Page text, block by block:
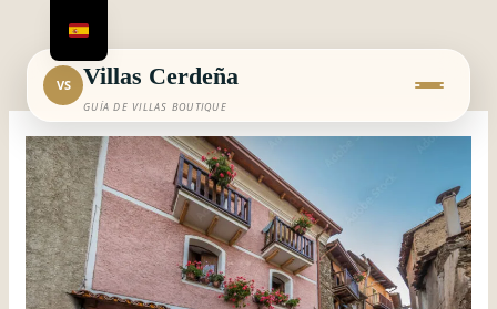
contenido
VS Villas Cerdeña
GUÍA DE VILLAS BOUTIQUE